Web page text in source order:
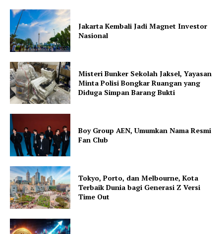
Jakarta Kembali Jadi Magnet Investor
Nasional
Misteri Bunker Sekolah Jaksel, Yayasan
Minta Polisi Bongkar Ruangan yang
Diduga Simpan Barang Bukti
Boy Group AEN, Umumkan Nama Resmi
Fan Club
Tokyo, Porto, dan Melbourne, Kota
Terbaik Dunia bagi Generasi Z Versi
Time Out